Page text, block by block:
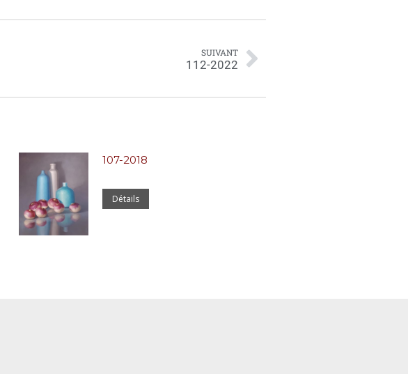
SUIVANT
112-2022
107-2018
Détails